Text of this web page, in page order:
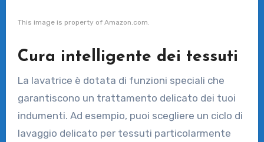
This image is property of Amazon.com.
Cura intelligente dei tessuti
La lavatrice è dotata di funzioni speciali che
garantiscono un trattamento delicato dei tuoi
indumenti. Ad esempio, puoi scegliere un ciclo di
lavaggio delicato per tessuti particolarmente